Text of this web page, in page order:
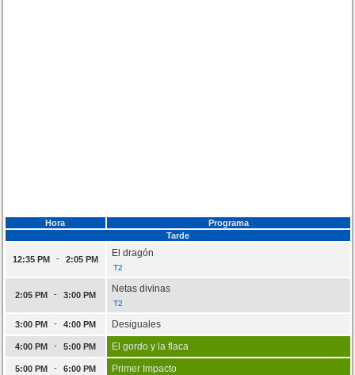
Hora
Programa
Tarde
12:35 PM - 2:05 PM
El dragón
T2
2:05 PM - 3:00 PM
Netas divinas
T2
3:00 PM - 4:00 PM Desiguales
4:00 PM - 5:00 PM El gordo y la flaca
5:00 PM - 6:00 PM Primer Impacto